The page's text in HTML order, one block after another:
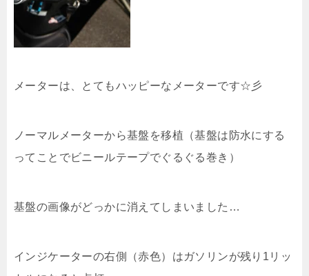
メーターは、とてもハッピーなメーターです☆彡
ノーマルメーターから基盤を移植（基盤は防水にする
ってことでビニールテープでぐるぐる巻き）
基盤の画像がどっかに消えてしまいました…
インジケーターの右側（赤色）はガソリンが残り1リッ